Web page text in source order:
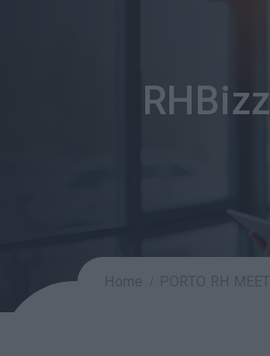
RHBizz